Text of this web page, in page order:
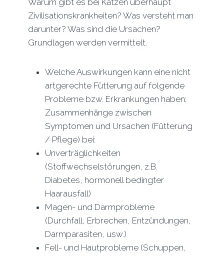
Warum gibt es bei Katzen überhaupt
Zivilisationskrankheiten? Was versteht man
darunter? Was sind die Ursachen?
Grundlagen werden vermittelt.
Welche Auswirkungen kann eine nicht
artgerechte Fütterung auf folgende
Probleme bzw. Erkrankungen haben:
Zusammenhänge zwischen
Symptomen und Ursachen (Fütterung
/ Pflege) bei:
Unverträglichkeiten
(Stoffwechselstörungen, z.B.
Diabetes, hormonell bedingter
Haarausfall)
Magen- und Darmprobleme
(Durchfall, Erbrechen, Entzündungen,
Darmparasiten, usw.)
Fell- und Hautprobleme (Schuppen,